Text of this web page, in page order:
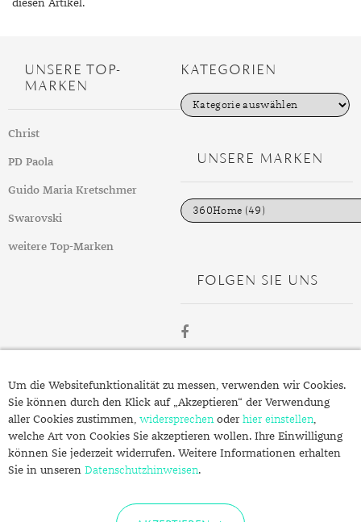
diesen Artikel.
UNSERE TOP-
MARKEN
Christ
PD Paola
Guido Maria Kretschmer
Swarovski
weitere Top-Marken
KATEGORIEN
K
a
e
n
UNSERE MARKEN
FOLGEN SIE UNS
SCHMUCK.DE
Fragen zu Ihrer Bestellung?
Kontakt
Um die Websitefunktionalität zu messen, verwenden wir Cookies.
Sie können durch den Klick auf „Akzeptieren“ der Verwendung
aller Cookies zustimmen, widersprechenoder hier einstellen,
welche Art von Cookies Sie akzeptieren wollen. Ihre Einwilligung
können Sie jederzeit widerrufen. Weitere Informationen erhalten
Sie in unseren Datenschutzhinweisen.